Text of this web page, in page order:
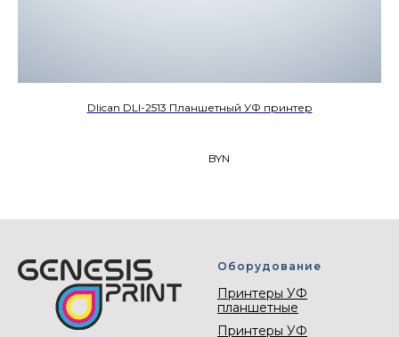
Dlican DLI-2513 Планшетный УФ принтер
BYN
Оборудование
Принтеры УФ
планшетные
Принтеры УФ